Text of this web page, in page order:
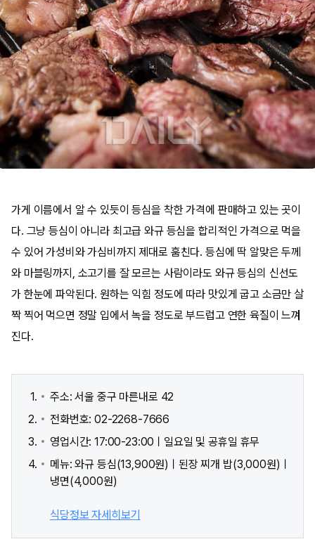
가게 이름에서 알 수 있듯이 등심을 착한 가격에 판매하고 있는 곳이
다. 그냥 등심이 아니라 최고급 와규 등심을 합리적인 가격으로 먹을
수 있어 가성비와 가심비까지 제대로 훔친다. 등심에 딱 알맞은 두께
와 마블링까지, 소고기를 잘 모르는 사람이라도 와규 등심의 신선도
가 한눈에 파악된다. 원하는 익힘 정도에 따라 맛있게 굽고 소금만 살
짝 찍어 먹으면 정말 입에서 녹을 정도로 부드럽고 연한 육질이 느껴
진다.
주소: 서울 중구 마른내로 42
전화번호: 02-2268-7666
영업시간: 17:00-23:00ㅣ일요일 및 공휴일 휴무
메뉴: 와규 등심(13,900원)ㅣ된장 찌개 밥(3,000원)ㅣ
냉면(4,000원)
식당정보 자세히보기